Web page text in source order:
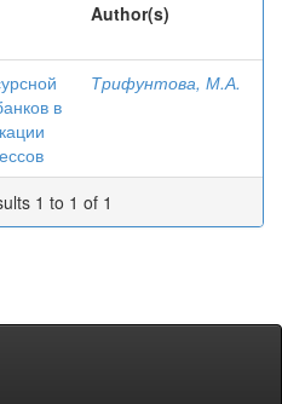
Author(s)
в
Трифунтова, М.А.
1 to 1 of 1